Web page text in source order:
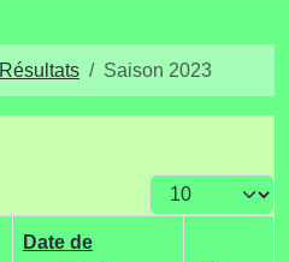
Résultats Saison 2023
Afficher #
Date de